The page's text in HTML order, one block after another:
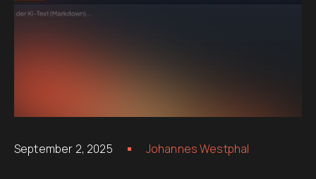
September 2, 2025 Johannes Westphal